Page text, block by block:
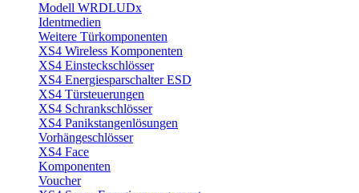
Modell WRDLUDx
Identmedien
Weitere Türkomponenten
XS4 Wireless Komponenten
XS4 Einsteckschlösser
XS4 Energiesparschalter ESD
XS4 Türsteuerungen
XS4 Schrankschlösser
XS4 Panikstangenlösungen
Vorhängeschlösser
XS4 Face
Komponenten
Voucher